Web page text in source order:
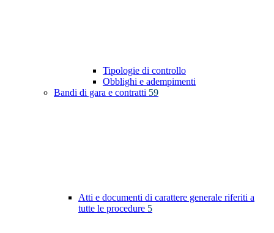
Tipologie di controllo
Obblighi e adempimenti
Bandi di gara e contratti 59
Atti e documenti di carattere generale riferiti a
tutte le procedure 5